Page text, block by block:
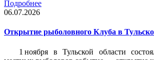
Подробнее
06.07.2026
Открытие рыболовного Клуба в
1 ноября в Тульской области